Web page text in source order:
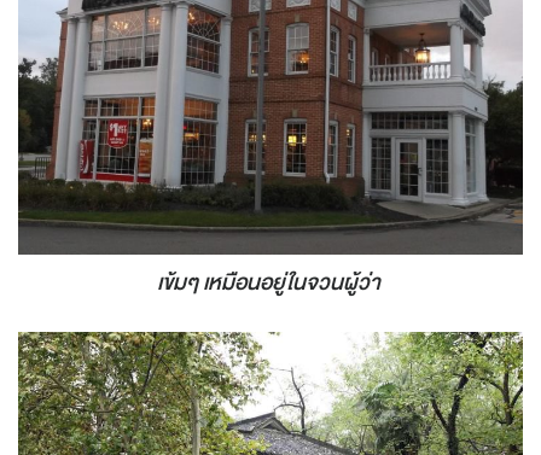
เข้มๆ เหมือนอยู่ในจวนผู้ว่า